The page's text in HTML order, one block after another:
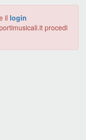
il login
procedi